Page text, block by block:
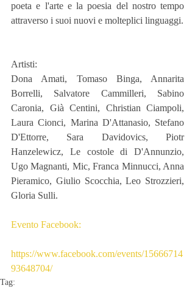
poeta e l'arte e la poesia del nostro tempo
attraverso i suoi nuovi e molteplici linguaggi.
Artisti:
Dona Amati, Tomaso Binga, Annarita
Borrelli, Salvatore Cammilleri, Sabino
Caronia, Già Centini, Christian Ciampoli,
Laura Cionci, Marina D'Attanasio, Stefano
D'Ettorre, Sara Davidovics, Piotr
Hanzelewicz, Le costole di D'Annunzio,
Ugo Magnanti, Mic, Franca Minnucci, Anna
Pieramico, Giulio Scocchia, Leo Strozzieri,
Gloria Sulli.
Evento Facebook:
https://www.facebook.com/events/15666714
93648704/
Tag: